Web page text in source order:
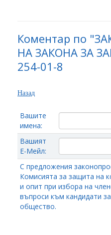
Коментар по
НА ЗАКОНА ЗА
254-01-8
Назад
Вашите
имена:
Вашият
Е-Мейл:
С предложения
Комисията за защита на
и опит при избора на
въпроси към кандидати
общество.